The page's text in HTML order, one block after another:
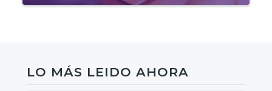
LO MÁS LEIDO AHORA